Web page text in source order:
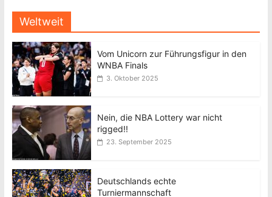
Weltweit
Vom Unicorn zur Führungsfigur in den
WNBA Finals
3. Oktober 2025
Nein, die NBA Lottery war nicht
rigged!!
23. September 2025
Deutschlands echte
Turniermannschaft